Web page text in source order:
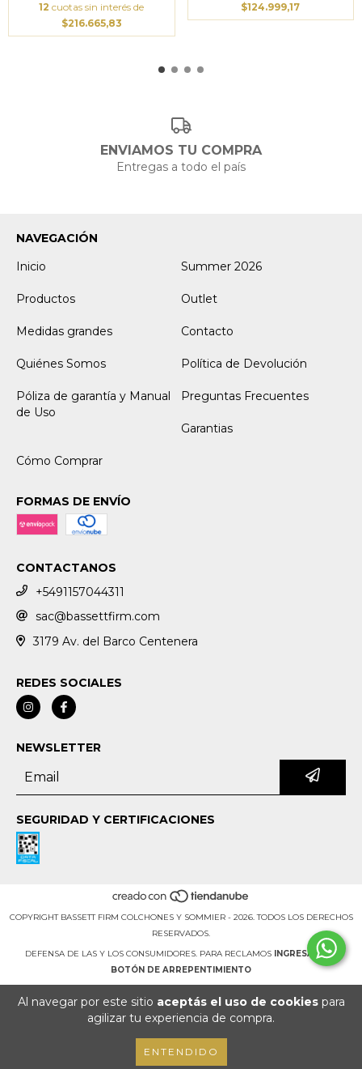
Al navegar por este sitio aceptás el uso de cookiespara
agilizar tu experiencia de compra.
ENTENDIDO
12 cuotas sin interés de
$216.665,83
$124.999,17
ENVIAMOS TU COMPRA
Entregas a todo el país
NAVEGACIÓN
Inicio
Summer 2026
Productos Outlet
Medidas grandes Contacto
Quiénes Somos Política de Devolución
Póliza de garantía y Manual
de Uso
Preguntas Frecuentes
Garantias
Cómo Comprar
FORMAS DE ENVÍO
CONTACTANOS
+5491157044311
sac@bassettfirm.com
3179 Av. del Barco Centenera
REDES SOCIALES
NEWSLETTER
SEGURIDAD Y CERTIFICACIONES
COPYRIGHT BASSETT FIRM COLCHONES Y SOMMIER - 2026. TODOS LOS DERECHOS
RESERVADOS.
DEFENSA DE LAS Y LOS CONSUMIDORES. PARA RECLAMOS
INGRESÁ ACÁ.
BOTÓN DE ARREPENTIMIENTO